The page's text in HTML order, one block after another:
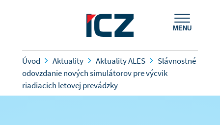
MENU
Úvod Aktuality Aktuality ALES
Slávnostné
odovzdanie nových simulátorov pre výcvik
riadiacich letovej prevádzky